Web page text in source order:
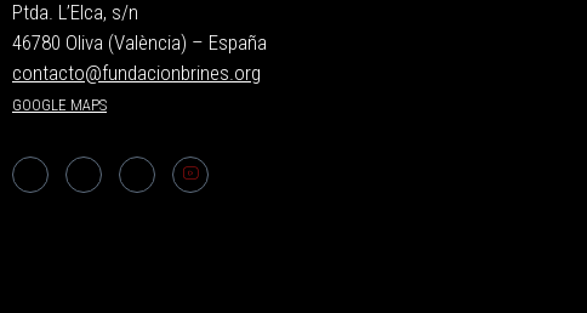
Ptda. L’Elca, s/n
46780 Oliva (València) – España
contacto@fundacionbrines.org
GOOGLE MAPS